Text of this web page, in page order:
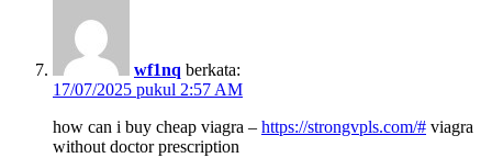
wf1nq berkata:
17/07/2025 pukul 2:57 AM
how can i buy cheap viagra – https://strongvpls.com/# viagra
without doctor prescription